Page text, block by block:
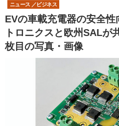
東海
中国
ショップレポート
ディテイリング
EVの車載充電器の安全
トロニクスと欧州SALが
枚目の写真・画像
ニュース ビジネス